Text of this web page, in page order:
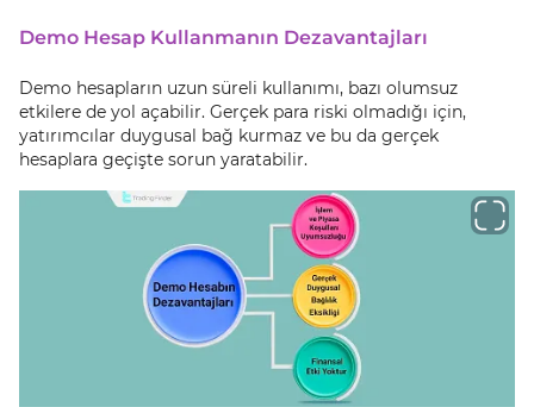
Demo Hesap Kullanmanın Dezavantajları
Demo hesapların uzun süreli kullanımı, bazı olumsuz
etkilere de yol açabilir. Gerçek para riski olmadığı için,
yatırımcılar duygusal bağ kurmaz ve bu da gerçek
hesaplara geçişte sorun yaratabilir.